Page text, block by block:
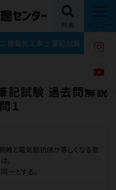
検索 メニュー
第二種電気工事士筆記試験 過去問解説｜平成14年度午前 問１
記試験 過去問解説
１
と電気抵抗値が等しくなる直
。
一とする。